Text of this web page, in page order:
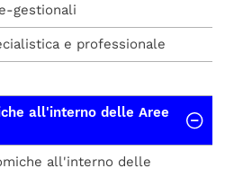
a tempo determinato
gestionali
e professionale
all'interno delle Aree
all'interno delle